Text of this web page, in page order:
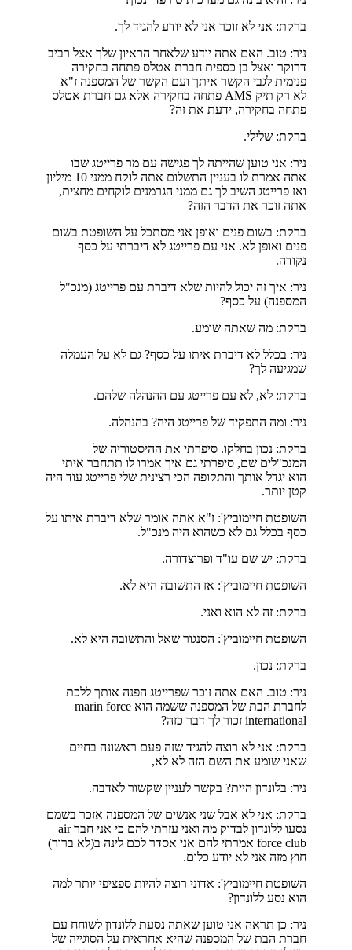
ברקת: אני לא זוכר אני לא יודע להגיד לך.
ניר: טוב. האם אתה יודע שלאחר הראיון שלך אצל רביב
דרוקר ואצל בן כספית חברת אטלס פתחה בחקירה
פנימית לגבי הקשר איתך ועם הקשר של המספנה ז"א
לא רק תיק AMS פתחה בחקירה אלא גם חברת אטלס
פתחה בחקירה, ידעת את זה?
ברקת: שלילי.
ניר: אני טוען שהייתה לך פגישה עם מר פרייטג שבו
אתה אמרת לו בעניין התשלום אתה לוקח ממני 10 מיליון
ואז פרייטג השיב לך גם ממני הגרמנים לוקחים מחצית,
אתה זוכר את הדבר הזה?
ברקת: בשום פנים ואופן אני מסתכל על השופטת בשום
פנים ואופן לא. אני עם פרייטג לא דיברתי על כסף
נקודה.
ניר: איך זה יכול להיות שלא דיברת עם פרייטג (מנכ"ל
המספנה) על כסף?
ברקת: מה שאתה שומע.
ניר: בכלל לא דיברת איתו על כסף? גם לא על העמלה
שמגיעה לך?
ברקת: לא, לא עם פרייטג עם ההנהלה שלהם.
ניר: ומה התפקיד של פרייטג היה? בהנהלה.
ברקת: נכון בחלקו. סיפרתי את ההיסטוריה של
המנכ"לים שם, סיפרתי גם איך אמרו לו תתחבר איתי
הוא יגדל אותך והתקופה הכי רצינית שלי פרייטג עוד היה
קטן יותר.
השופטת חיימוביץ': ז"א אתה אומר שלא דיברת איתו על
כסף בכלל גם לא כשהוא היה מנכ"ל.
ברקת: יש שם עו"ד ופרוצדורה.
השופטת חיימוביץ': אז התשובה היא לא.
ברקת: זה לא הוא ואני.
השופטת חיימוביץ': הסנגור שאל והתשובה היא לא.
ברקת: נכון.
ניר: טוב. האם אתה זוכר שפרייטג הפנה אותך ללכת
לחברת הבת של המספנה ששמה הוא marin force
international זכור לך דבר כזה?
ברקת: אני לא רוצה להגיד שזה פעם ראשונה בחיים
שאני שומע את השם הזה לא לא,
ניר: בלונדון היית? בקשר לעניין שקשור לאדבה.
ברקת: אני לא אבל שני אנשים של המספנה אזכר בשמם
נסעו ללונדון לבדוק מה ואני עזרתי להם כי אני חבר air
force club אמרתי להם אני אסדר לכם לינה ב(לא ברור)
חוץ מזה אני לא יודע כלום.
השופטת חיימוביץ': אדוני רוצה להיות ספציפי יותר למה
הוא נסע ללונדון?
ניר: כן תראה אני טוען שאתה נסעת ללונדון לשוחח עם
חברת הבת של המספנה שהיא אחראית על הסוגייה של